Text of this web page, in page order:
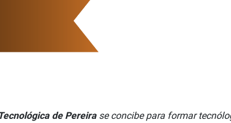
de Pereirase concibe para formar